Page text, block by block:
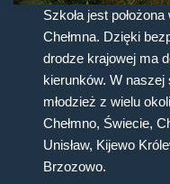
Szkoła jest
Chełmna. Dzięki
drodze krajowej ma
kierunków. W
młodzież z wielu
Chełmno, Świecie,
Unisław, Kijewo
Brzozowo.